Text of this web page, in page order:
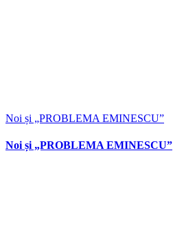
Noi și „PROBLEMA EMINESCU”
Noi și „PROBLEMA EMINESCU”